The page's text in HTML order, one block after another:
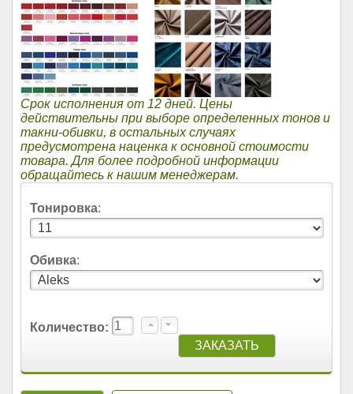
Срок исполнения от 12 дней. Цены
действительны при выборе определенных тонов и
такни-обивки, в остальных случаях
предусмотрена наценка к основной стоимости
товара. Для более подробной информации
обращайтесь к нашим менеджерам.
Тонировка:
Обивка:
Количество: